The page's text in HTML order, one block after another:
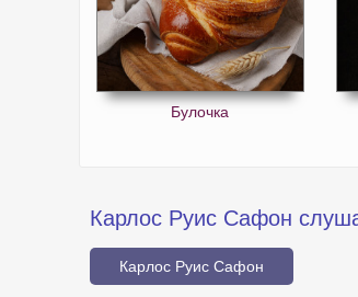
Булочка
Карлос Руис Сафон
Карлос Руис Сафон